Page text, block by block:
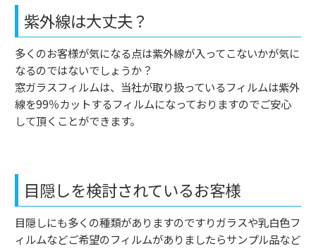
紫外線は大丈夫？
多くのお客様が気になる点は紫外線が入ってこないかが気に
なるのではないでしょうか？
窓ガラスフィルムは、当社が取り扱っているフィルムは紫外
線を99％カットするフィルムになっておりますのでご安心
して頂くことができます。
目隠しを検討されているお客様
目隠しにも多くの種類がありますのですりガラスや乳白色フ
ィルムなどご希望のフィルムがありましたらサンプル品など